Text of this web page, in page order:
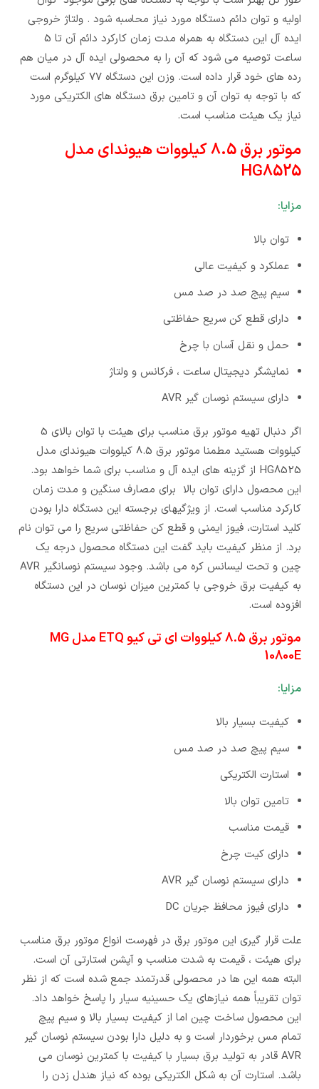
اولیه و توان دائم دستگاه مورد نیاز محاسبه شود . ولتاژ خروجی
ایده آل این دستگاه به همراه مدت زمان کارکرد دائم آن تا 5
ساعت توصیه می شود که آن را به محصولی ایده آل در میان هم
رده های خود قرار داده است. وزن این دستگاه 77 کیلوگرم است
که با توجه به توان آن و تامین برق دستگاه های الکتریکی مورد
نیاز یک هیئت مناسب است.
موتور برق 8.5 کیلووات هیوندای مدل
HG8525
مزایا:
توان بالا
عملکرد و کیفیت عالی
سیم پیج صد در صد مس
دارای قطع کن سریع حفاظتی
حمل و نقل آسان با چرخ
نمایشگر دیجیتال ساعت ، فرکانس و ولتاژ
دارای سیستم نوسان گیر AVR
اگر دنبال تهیه موتور برق مناسب برای هیئت با توان بالای 5
کیلووات هستید مطمنا موتور برق 8.5 کیلووات هیوندای مدل
HG8525 از گزینه های ایده آل و مناسب برای شما خواهد بود.
این محصول دارای توان بالا برای مصارف سنگین و مدت زمان
کارکرد مناسب است. از ویژگیهای برجسته این دستگاه دارا بودن
کلید استارت، فیوز ایمنی و قطع کن حفاظتی سریع را می توان نام
برد. از منظر کیفیت باید گفت این دستگاه محصول درجه یک
چین و تحت لیسانس کره می باشد. وجود سیستم نوسانگیر AVR
به کیفیت برق خروجی با کمترین میزان نوسان در این دستگاه
افزوده است.
موتور برق 8.5 کیلووات ای تی کیو ETQ مدل MG
10800E
مزایا:
کیفیت بسیار بالا
سیم پیچ صد در صد مس
استارت الکتریکی
تامین توان بالا
قیمت مناسب
دارای کیت چرخ
دارای سیستم نوسان گیر AVR
دارای فیوز محافظ جریان DC
علت قرار گیری این موتور برق در فهرست انواع موتور برق مناسب
برای هیئت ، قیمت به شدت مناسب و آپشن استارتی آن است.
البته همه این ها در محصولی قدرتمند جمع شده است که از نظر
توان تقریباً همه نیازهای یک حسینیه سیار را پاسخ خواهد داد.
این محصول ساخت چین اما از کیفیت بسیار بالا و سیم پیچ
تمام مس برخوردار است و به دلیل دارا بودن سیستم نوسان گیر
AVR قادر به تولید برق بسیار با کیفیت با کمترین نوسان می
باشد. استارت آن به شکل الکتریکی بوده که نیاز هندل زدن را